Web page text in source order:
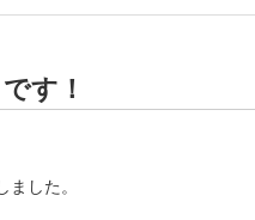
す！
した。